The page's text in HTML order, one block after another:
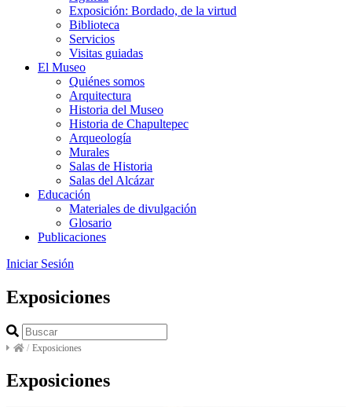
Exposición: Bordado, de la virtud
Biblioteca
Servicios
Visitas guiadas
El Museo
Quiénes somos
Arquitectura
Historia del Museo
Historia de Chapultepec
Arqueología
Murales
Salas de Historia
Salas del Alcázar
Educación
Materiales de divulgación
Glosario
Publicaciones
Iniciar Sesión
Exposiciones
/ Exposiciones
Exposiciones